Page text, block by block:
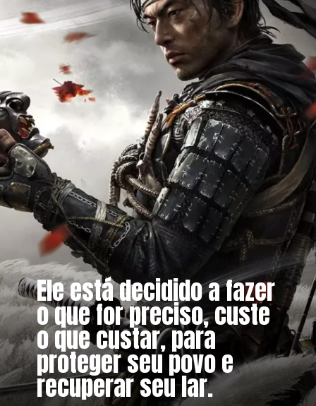
Ele está decidido a fazer
o que for preciso, custe
o que custar, para
proteger seu povo e
recuperar seu lar.